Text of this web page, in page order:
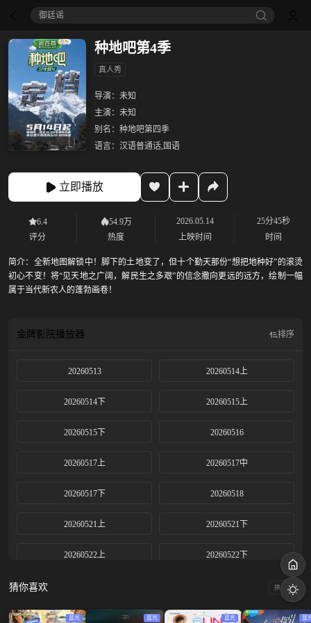
御廷谣‎
种地吧第4季
真人秀
导演： 未知
主演： 未知
别名： 种地吧第四季
语言： 汉语普通话,国语
立即播放
6.4
评分
54.9万
热度
2026.05.14
上映时间
25分45秒
时间
简介： 全新地图解锁中！脚下的土地变了，但十个勤天那份“想把地种好”的滚烫
初心不变！将“见天地之广阔，解民生之多艰”的信念撒向更远的远方，绘制一幅
属于当代新农人的蓬勃画卷！
金牌影院播放器 排序
20260513 20260514上
20260514下 20260515上
20260515下 20260516
20260517上 20260517中
20260517下 20260518
20260521上 20260521下
20260522上 20260522下
20260528下 20260529上
猜你喜欢 换一换
蓝光 蓝光 蓝光 蓝